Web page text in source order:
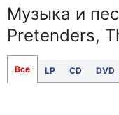
Музыка и
Pretenders,
Все LP CD DVD